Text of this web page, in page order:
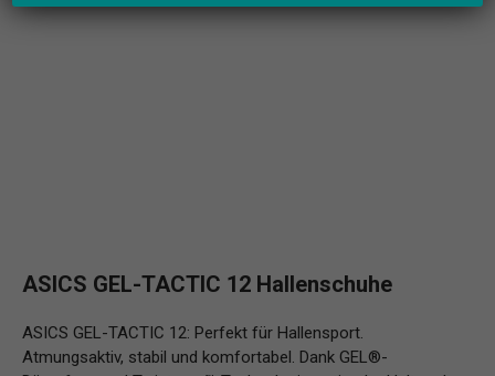
ASICS GEL-TACTIC 12 Hallenschuhe
ASICS GEL-TACTIC 12: Perfekt für Hallensport.
Atmungsaktiv, stabil und komfortabel. Dank GEL®-